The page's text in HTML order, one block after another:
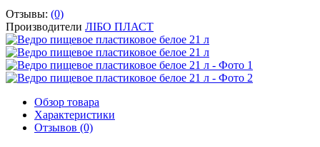
Отзывы: (0)
Производители ЛІБО ПЛАСТ
Обзор товара
Характеристики
Отзывов (0)